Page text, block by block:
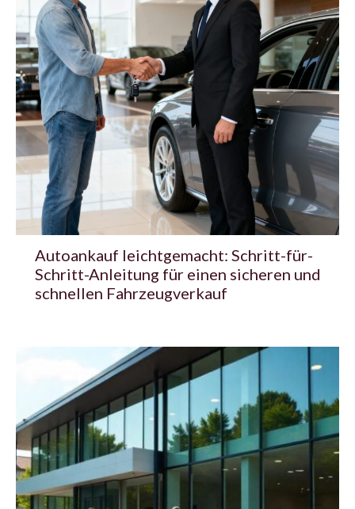
Autoankauf leichtgemacht: Schritt-für-
Schritt-Anleitung für einen sicheren und
schnellen Fahrzeugverkauf